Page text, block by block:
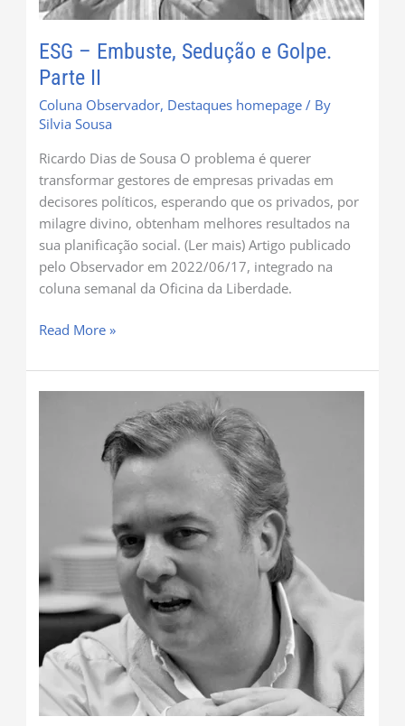
ESG – Embuste, Sedução e Golpe.
Parte II
Coluna Observador, Destaques homepage / By
Silvia Sousa
Ricardo Dias de Sousa O problema é querer
transformar gestores de empresas privadas em
decisores políticos, esperando que os privados, por
milagre divino, obtenham melhores resultados na
sua planificação social. (Ler mais) Artigo publicado
pelo Observador em 2022/06/17, integrado na
coluna semanal da Oficina da Liberdade.
Read More »